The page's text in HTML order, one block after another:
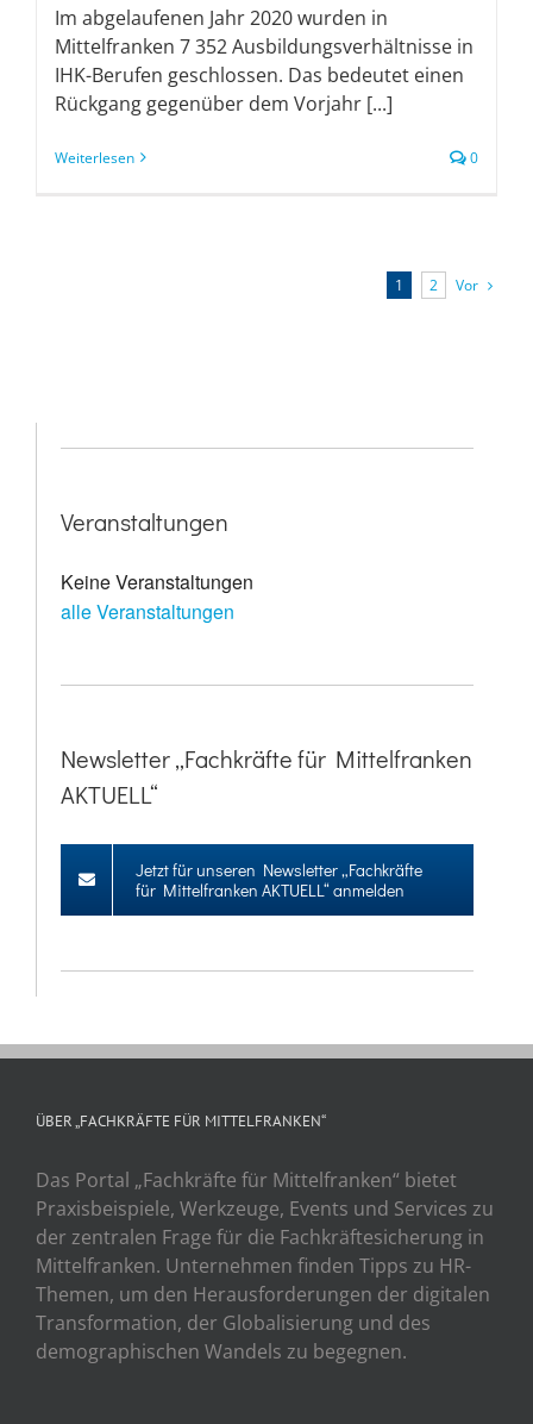
Im abgelaufenen Jahr 2020 wurden in
Mittelfranken 7 352 Ausbildungsverhältnisse in
IHK-Berufen geschlossen. Das bedeutet einen
Rückgang gegenüber dem Vorjahr [...]
Weiterlesen 0
1 2 Vor
Veranstaltungen
Keine Veranstaltungen
alle Veranstaltungen
Newsletter „Fachkräfte für Mittelfranken
AKTUELL“
Jetzt für unseren Newsletter „Fachkräfte
für Mittelfranken AKTUELL“ anmelden
ÜBER „FACHKRÄFTE FÜR MITTELFRANKEN“
Das Portal „Fachkräfte für Mittelfranken“ bietet
Praxisbeispiele, Werkzeuge, Events und Services zu
der zentralen Frage für die Fachkräftesicherung in
Mittelfranken. Unternehmen finden Tipps zu HR-
Themen, um den Herausforderungen der digitalen
Transformation, der Globalisierung und des
demographischen Wandels zu begegnen.